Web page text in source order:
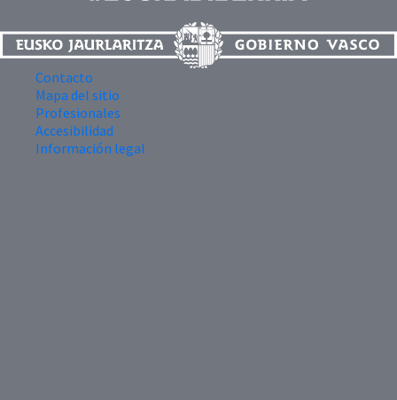
Contacto
Mapa del sitio
Profesionales
Accesibilidad
Información legal